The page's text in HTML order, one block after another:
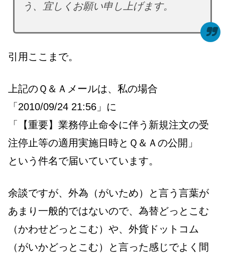
う、宜しくお願い申し上げます。
引用ここまで。
上記のＱ＆Ａメールは、私の場合
「2010/09/24 21:56」に
「【重要】業務停止命令に伴う新規注文の受
注停止等の適用実施日時とＱ＆Ａの公開」
という件名で届いていています。
余談ですが、外為（がいため）と言う言葉が
あまり一般的ではないので、為替どっとこむ
（かわせどっとこむ）や、外貨ドットコム
（がいかどっとこむ）と言った感じでよく間